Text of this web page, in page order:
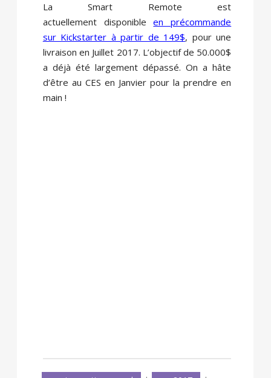
La Smart Remote est
actuellement disponibleen précommande
sur Kickstarter à partir de 149$, pour une
livraison en Juillet 2017. L’objectif de 50.000$
a déjà été largement dépassé. On a hâte
d’être au CES en Janvier pour la prendre en
main !